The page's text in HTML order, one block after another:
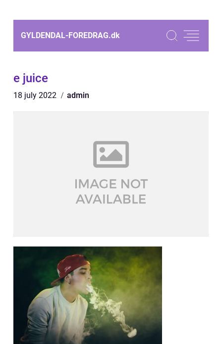
GYLDENDAL-FOREDRAG.dk
e juice
18 july 2022 admin